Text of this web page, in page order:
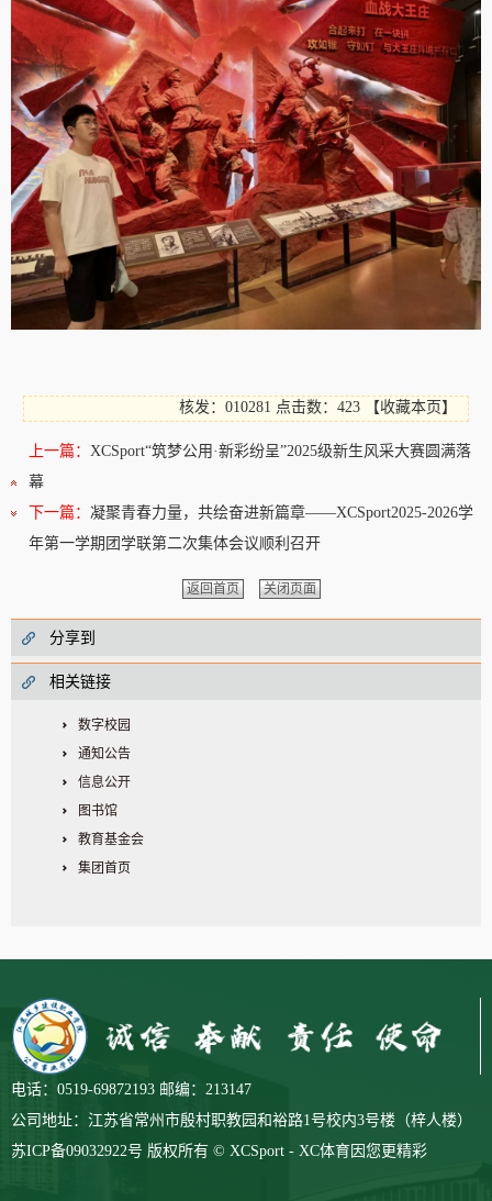
核发：010281 点击数：423 【收藏本页 】
上一篇： XCSport“筑梦公用·新彩纷呈”2025级新生风采大赛圆满落
幕
下一篇： 凝聚青春力量，共绘奋进新篇章——XCSport2025-2026学
年第一学期团学联第二次集体会议顺利召开
返回首页 关闭页面
分享到
相关链接
数字校园
通知公告
信息公开
图书馆
教育基金会
集团首页
电话：0519-69872193 邮编：213147
公司地址：江苏省常州市殷村职教园和裕路1号校内3号楼（梓人楼）
苏ICP备09032922号 版权所有 © XCSport - XC体育因您更精彩